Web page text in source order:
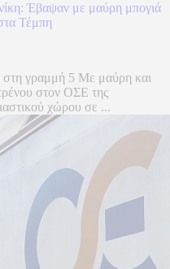
Έβαψαν με μαύρη μπογιά
Τέμπη
στη γραμμή 5 Με μαύρη και
στον ΟΣΕ της
χώρου σε ...